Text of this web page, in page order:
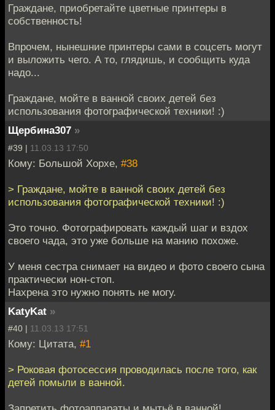
Граждане, приобретайте цветные принтеры в
собственность!
Впрочем, нынешние принтеры сами в соцсеть могут
и выложить чего. А то, глядишь, и сообщить куда
надо...
Граждане, мойте в ванной своих детей без
использования фотографической техники! :)
Щербина307 »
#39 | 11.03.13 17:50
Кому: Большой Хорхе, #38
> Граждане, мойте в ванной своих детей без
использования фотографической техники! :)
Это точно. Фотографировать каждый шаг и вздох
своего чада, это уже больше на манию похоже.
У меня сестра снимает на видео и фото своего сына
практически нон-стоп.
Нахрена это нужно понять не могу.
KatyKat »
#40 | 11.03.13 17:51
Кому: Цитата, #1
> Роковая фотосессия проводилась после того, как
детей помыли в ванной.